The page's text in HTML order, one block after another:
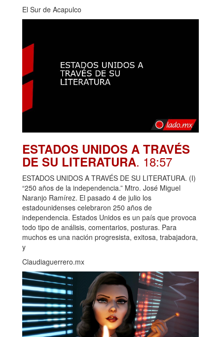
El Sur de Acapulco
ESTADOS UNIDOS A TRAVÉS
DE SU LITERATURA. 18:57
ESTADOS UNIDOS A TRAVÉS DE SU LITERATURA. (I)
“250 años de la independencia.” Mtro. José Miguel
Naranjo Ramírez. El pasado 4 de julio los
estadounidenses celebraron 250 años de
independencia. Estados Unidos es un país que provoca
todo tipo de análisis, comentarios, posturas. Para
muchos es una nación progresista, exitosa, trabajadora,
y
Claudiaguerrero.mx